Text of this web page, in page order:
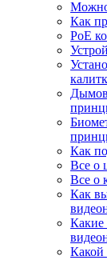
Можно
Как
PoE
Как
Все о
Все о
Как
Какие
Какой